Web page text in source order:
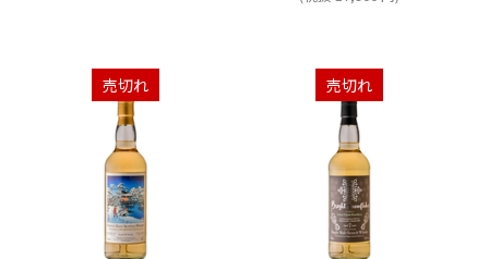
売切れ 売切れ